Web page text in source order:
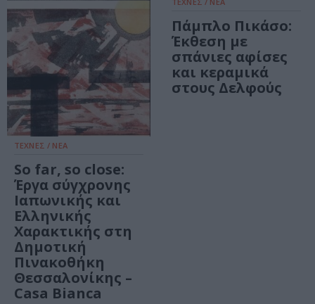
ΤΕΧΝΕΣ / ΝΕΑ
So far, so close:
Έργα σύγχρονης
Ιαπωνικής και
Ελληνικής
Χαρακτικής στη
Δημοτική
Πινακοθήκη
Θεσσαλονίκης –
Casa Bianca
Πάμπλο Πικάσο:
Έκθεση με
σπάνιες αφίσες
και κεραμικά
στους Δελφούς